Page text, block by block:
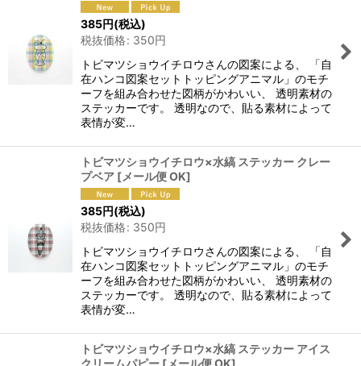
385円(税込)
税抜価格: 350円
トビマツショウイチロウさんの図案による、 「自
在ハンコ図案セットトッピングアニマル」のモチ
ーフを組み合わせた図柄がかわいい、 透明素材の
ステッカーです。 透明なので、貼る素材によって
表情が変…
トビマツショウイチロウ×水縞 ステッカー クレー
プベア [メール便 OK]
385円(税込)
税抜価格: 350円
トビマツショウイチロウさんの図案による、 「自
在ハンコ図案セットトッピングアニマル」のモチ
ーフを組み合わせた図柄がかわいい、 透明素材の
ステッカーです。 透明なので、貼る素材によって
表情が変…
トビマツショウイチロウ×水縞 ステッカー アイス